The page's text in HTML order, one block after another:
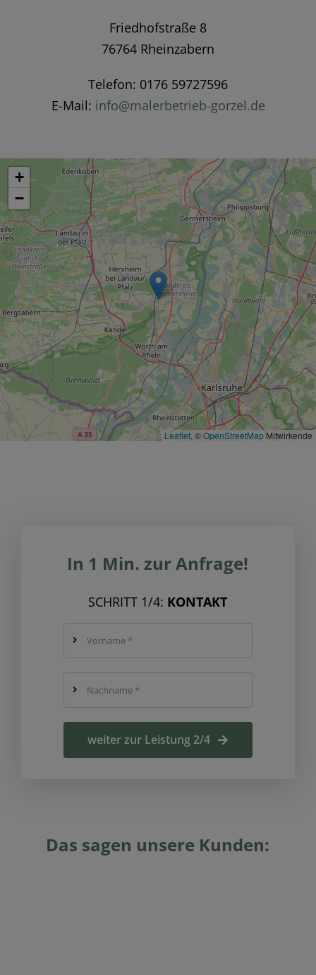
Friedhofstraße 8
76764 Rheinzabern
Telefon: 0176 59727596
E-Mail: info@malerbetrieb-gorzel.de
+
−
Leaflet, ©OpenStreetMap Mitwirkende
Das sagen unsere Kunden:
In 1 Min. zur Anfrage!
SCHRITT 1/4: KONTAKT
weiter zur Leistung 2/4